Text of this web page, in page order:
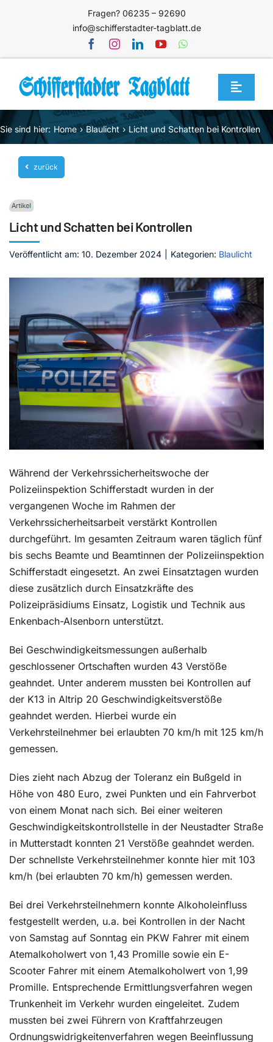
Fragen? 06235 – 92690
info@schifferstadter-tagblatt.de
Toggle
Home
Themen
Blog
Mediathek
Sie sind hier: Home Blaulicht Licht und Schatten bei Kontrollen
zurück
Licht und Schatten bei Kontrollen
Veröffentlicht am: 10. Dezember 2024 Kategorien: Blaulicht
Während der Verkehrssicherheitswoche der
Polizeiinspektion Schifferstadt wurden in der
vergangenen Woche im Rahmen der
Verkehrssicherheitsarbeit verstärkt Kontrollen
durchgeführt. Im gesamten Zeitraum waren täglich fünf
bis sechs Beamte und Beamtinnen der Polizeiinspektion
Schifferstadt eingesetzt. An zwei Einsatztagen wurden
diese zusätzlich durch Einsatzkräfte des
Polizeipräsidiums Einsatz, Logistik und Technik aus
Enkenbach-Alsenborn unterstützt.
Bei Geschwindigkeitsmessungen außerhalb
geschlossener Ortschaften wurden 43 Verstöße
geahndet. Unter anderem mussten bei Kontrollen auf
der K13 in Altrip 20 Geschwindigkeitsverstöße
geahndet werden. Hierbei wurde ein
Verkehrsteilnehmer bei erlaubten 70 km/h mit 125 km/h
gemessen.
Dies zieht nach Abzug der Toleranz ein Bußgeld in
Höhe von 480 Euro, zwei Punkten und ein Fahrverbot
von einem Monat nach sich. Bei einer weiteren
Geschwindigkeitskontrollstelle in der Neustadter Straße
in Mutterstadt konnten 21 Verstöße geahndet werden.
Der schnellste Verkehrsteilnehmer konnte hier mit 103
km/h (bei erlaubten 70 km/h) gemessen werden.
Bei drei Verkehrsteilnehmern konnte Alkoholeinfluss
festgestellt werden, u.a. bei Kontrollen in der Nacht
von Samstag auf Sonntag ein PKW Fahrer mit einem
Atemalkoholwert von 1,43 Promille sowie ein E-
Scooter Fahrer mit einem Atemalkoholwert von 1,99
Promille. Entsprechende Ermittlungsverfahren wegen
Trunkenheit im Verkehr wurden eingeleitet. Zudem
mussten bei zwei Führern von Kraftfahrzeugen
Ordnungswidrigkeitenverfahren wegen Beeinflussung